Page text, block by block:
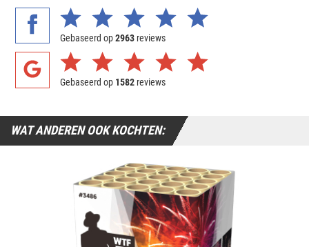
Gebaseerd op2963 reviews
Gebaseerd op 1582 reviews
WAT ANDEREN OOK KOCHTEN: